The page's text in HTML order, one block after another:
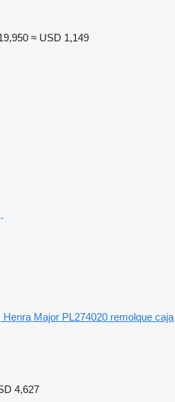
≈ USD 1,149
Henra Major PL274020 remolque caja
4,627